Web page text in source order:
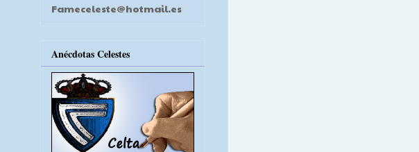
Fameceleste@hotmail.es
Anécdotas Celestes